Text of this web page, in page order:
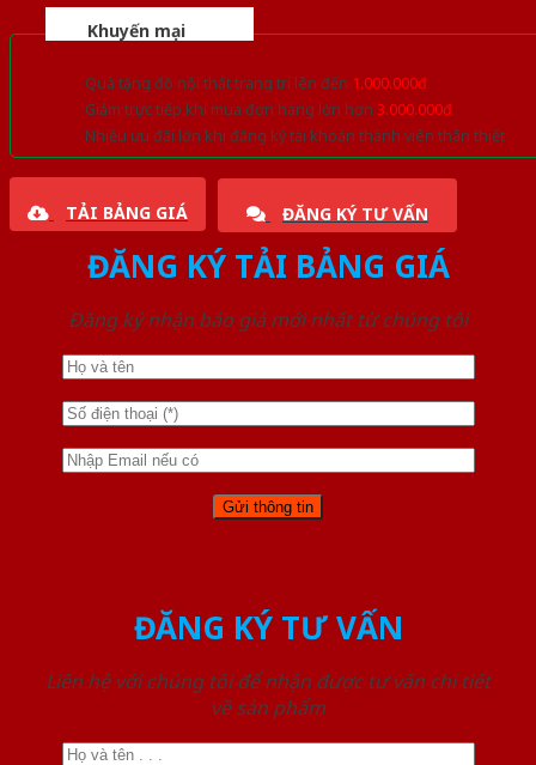
Khuyến mại
Quà tặng đồ nội thất trang trí lên đến 1.000.000đ
Giảm trực tiếp khi mua đơn hàng lớn hơn 3.000.000đ
Nhiều ưu đãi lớn khi đăng ký tài khoản thành viên thân thiết
TẢI BẢNG GIÁ ĐĂNG KÝ TƯ VẤN
ĐĂNG KÝ TẢI BẢNG GIÁ
Đăng ký nhận báo giá mới nhất từ chúng tôi
ĐĂNG KÝ TƯ VẤN
Liên hệ với chúng tôi để nhận được tư vấn chi tiết
về sản phẩm